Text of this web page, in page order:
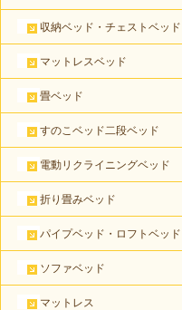
収納ベッド・チェストベッド
マットレスベッド
畳ベッド
すのこベッド二段ベッド
電動リクライニングベッド
折り畳みベッド
パイプベッド・ロフトベッド
ソファベッド
マットレス